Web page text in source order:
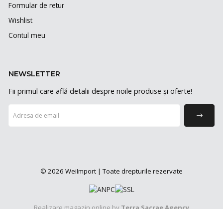
Formular de retur
Wishlist
Contul meu
NEWSLETTER
Fii primul care află detalii despre noile produse și oferte!
© 2026 WeiImport | Toate drepturile rezervate